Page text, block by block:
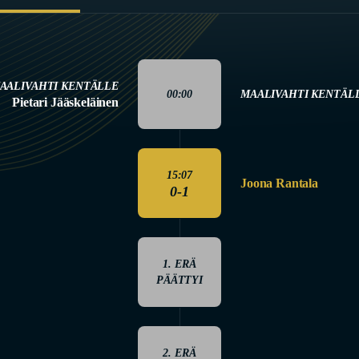
KENTÄLLE
Pietari Jääskeläinen
00:00 MAALIVAHTI
15:07
0-1
Joona Rantala
1. ERÄ
PÄÄTTYI
2. ERÄ